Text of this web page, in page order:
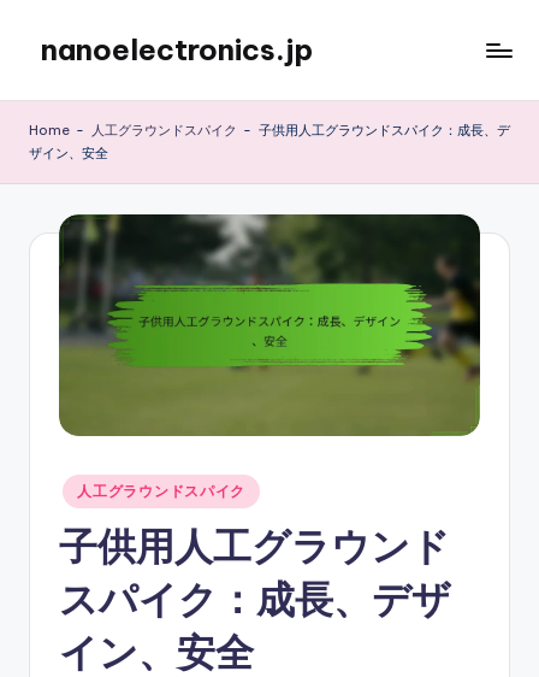
content
nanoelectronics.jp
Home - 人工グラウンドスパイク - 子供用人工グラウンドスパイク：成長、デ
ザイン、安全
Posted
in
人工グラウンドスパイク
子供用人工グラウンド
スパイク：成長、デザ
イン、安全